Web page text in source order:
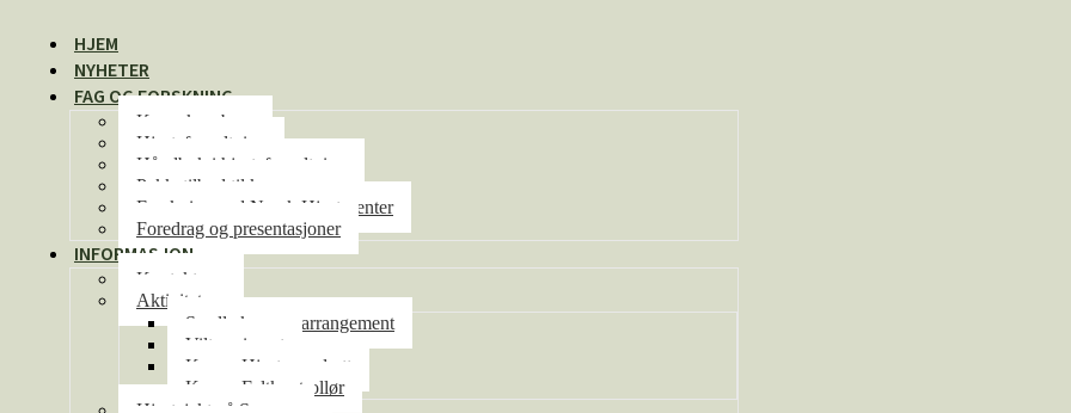
HJEM
NYHETER
FAG OG FORSKNING
Kunnskapsbase
Hjorteforvaltning
Håndbok i hjorteforvaltning
Pakketilbud til kommunene
Forskning ved Norsk Hjortesenter
Foredrag og presentasjoner
INFORMASJON
Kontakt oss
Aktiviteter
Se alle kurs og arrangement
Viltseminaret
Kurs – Hjorteoppdrett
Kurs – Feltkontrollør